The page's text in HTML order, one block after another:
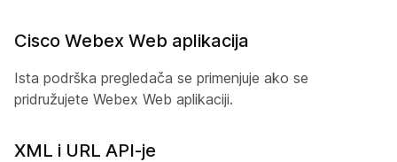
Cisco Webex Web aplikacija
Ista podrška pregledača se primenjuje ako se
pridružujete Webex Web aplikaciji.
XML i URL API-je